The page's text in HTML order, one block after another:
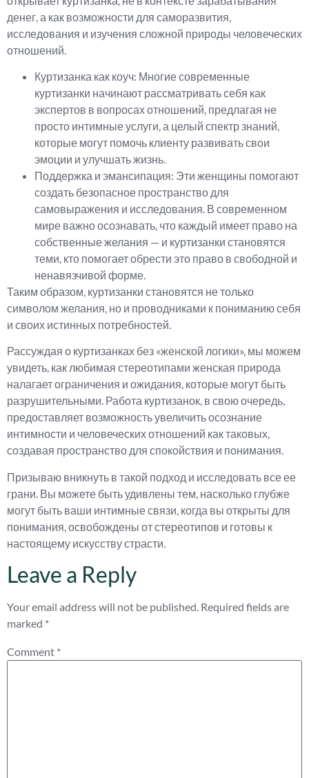
денег, а как возможности для саморазвития,
исследования и изучения сложной природы человеческих
отношений.
Куртизанка как коуч: Многие современные
куртизанки начинают рассматривать себя как
экспертов в вопросах отношений, предлагая не
просто интимные услуги, а целый спектр знаний,
которые могут помочь клиенту развивать свои
эмоции и улучшать жизнь.
Поддержка и эмансипация: Эти женщины помогают
создать безопасное пространство для
самовыражения и исследования. В современном
мире важно осознавать, что каждый имеет право на
собственные желания — и куртизанки становятся
теми, кто помогает обрести это право в свободной и
ненавязчивой форме.
Таким образом, куртизанки становятся не только
символом желания, но и проводниками к пониманию себя
и своих истинных потребностей.
Рассуждая о куртизанках без «женской логики», мы можем
увидеть, как любимая стереотипами женская природа
налагает ограничения и ожидания, которые могут быть
разрушительными. Работа куртизанок, в свою очередь,
предоставляет возможность увеличить осознание
интимности и человеческих отношений как таковых,
создавая пространство для спокойствия и понимания.
Призываю вникнуть в такой подход и исследовать все ее
грани. Вы можете быть удивлены тем, насколько глубже
могут быть ваши интимные связи, когда вы открыты для
понимания, освобождены от стереотипов и готовы к
настоящему искусству страсти.
Leave a Reply
Your email address will not be published. Required fields are
marked *
Comment *